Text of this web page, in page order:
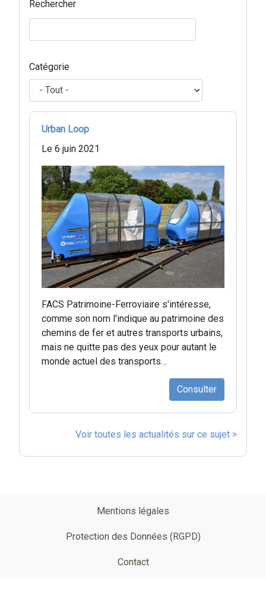
Rechercher
Catégorie
Urban Loop
Le 6 juin 2021
FACS Patrimoine-Ferroviaire s'intéresse,
comme son nom l'indique au patrimoine des
chemins de fer et autres transports urbains,
mais ne quitte pas des yeux pour autant le
monde actuel des transports…
Consulter
Voir toutes les actualités sur ce sujet >
Mentions légales
Protection des Données (RGPD)
Contact